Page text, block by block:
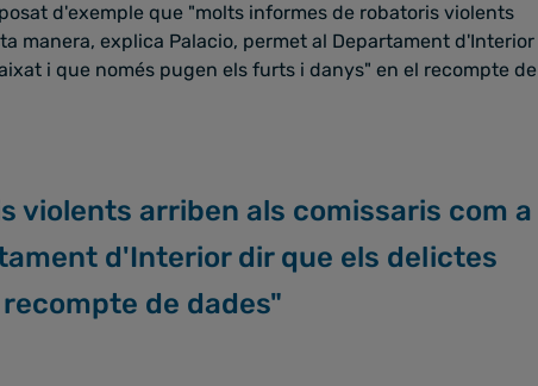
d'exemple que "molts informes de robatoris violents
manera, explica Palacio, permet al Departament d'Interior
i que només pugen els furts i danys" en el recompte de
violents arriben als comissaris com a
d'Interior dir que els delictes
de dades"